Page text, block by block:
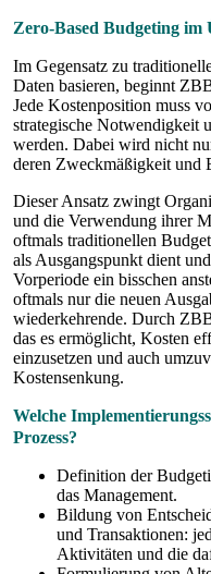
Zero-Based Budgeting im
Im Gegensatz zu
Daten basieren, beginnt
Jede Kostenposition muss
strategische Notwendigkeit
werden. Dabei wird nicht
deren Zweckmäßigkeit und
Dieser Ansatz zwingt
und die Verwendung ihrer
oftmals traditionellen
als Ausgangspunkt dient
Vorperiode ein bisschen
oftmals nur die neuen
wiederkehrende. Durch
das es ermöglicht, Kosten
einzusetzen und auch
Kostensenkung.
Welche
Prozess?
Definition der
das Management.
Bildung von
und Transaktionen:
Aktivitäten und die